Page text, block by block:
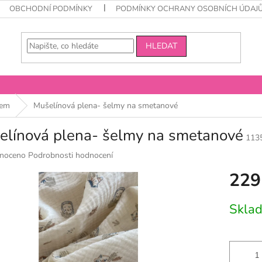
OBCHODNÍ PODMÍNKY PODMÍNKY OCHRANY OSOBNÍCH
HLEDAT
Mušelínová plena- šelmy na smetanové
plena- šelmy na smetanové
Podrobnosti hodnocení
cena: